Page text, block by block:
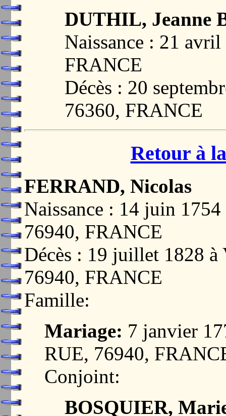
DUTHIL, Jeanne
Naissance : 21
FRANCE
Décès : 20
76360, FRANCE
Retour à
FERRAND, Nicolas
Naissance : 14 juin
76940, FRANCE
Décès : 19 juillet 1828
76940, FRANCE
Famille:
Mariage: 7 janvier
RUE, 76940,
Conjoint:
BOSQUIER,